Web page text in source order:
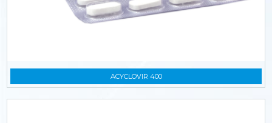
ACYCLOVIR 400